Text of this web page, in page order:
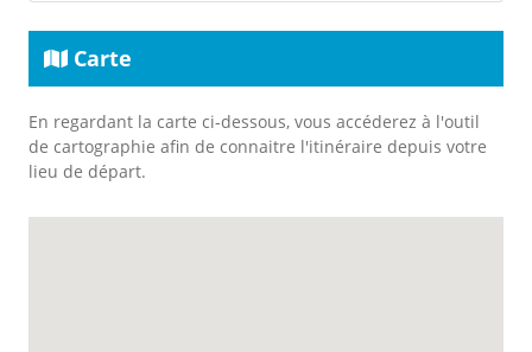
Carte
En regardant la carte ci-dessous, vous accéderez à l'outil
de cartographie afin de connaitre l'itinéraire depuis votre
lieu de départ.